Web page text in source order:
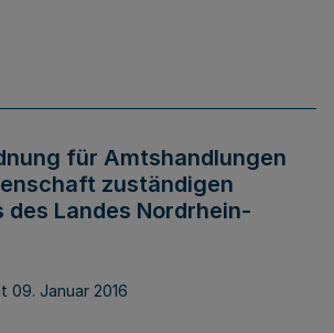
für Amtshandlungen
zuständigen
des Landes Nordrhein-
09. Januar 2016